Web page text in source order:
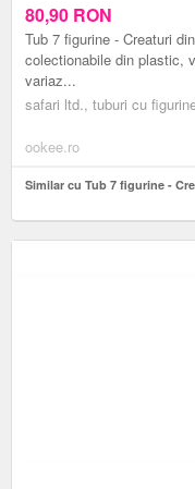
80,90 RON
Tub 7 figurine - Creaturi
colectionabile din plastic,
variaz...
safari ltd., tuburi cu
ookee.ro
Similar cu Tub 7 figurine -